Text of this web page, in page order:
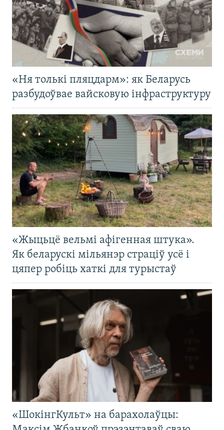
«Ня толькі пляцдарм»: як Беларусь
разбудоўвае вайсковую інфраструктуру
«Жыцьцё вельмі афігенная штука».
Як беларускі мільянэр страціў усё і
цяпер робіць хаткі для турыстаў
«ШокінгКульт» на барахолаўцы: